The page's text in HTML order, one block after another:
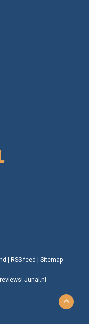
RSS-feed Sitemap
reviews! Junai.nl -